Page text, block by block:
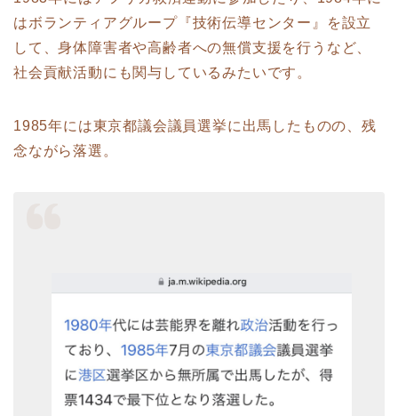
はボランティアグループ『技術伝導センター』を設立
して、身体障害者や高齢者への無償支援を行うなど、
社会貢献活動にも関与しているみたいです。
1985年には東京都議会議員選挙に出馬したものの、残
念ながら落選。